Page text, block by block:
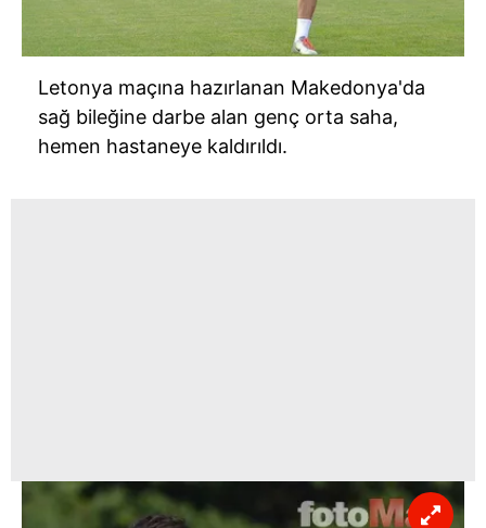
Letonya maçına hazırlanan Makedonya'da
sağ bileğine darbe alan genç orta saha,
hemen hastaneye kaldırıldı.